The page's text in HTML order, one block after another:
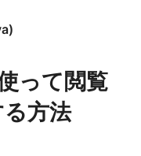
)
って閲覧
方法